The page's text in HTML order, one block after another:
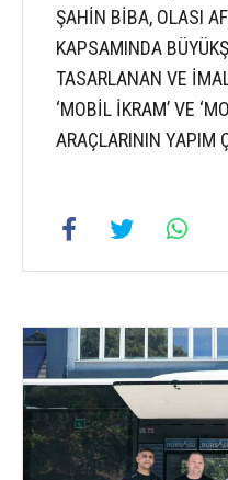
ŞAHİN BİBA, OLASI
KAPSAMINDA
TASARLANAN VE
‘MOBİL İKRAM’ VE
ARAÇLARININ YAPIM